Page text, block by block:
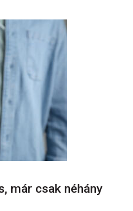
már csak néhány